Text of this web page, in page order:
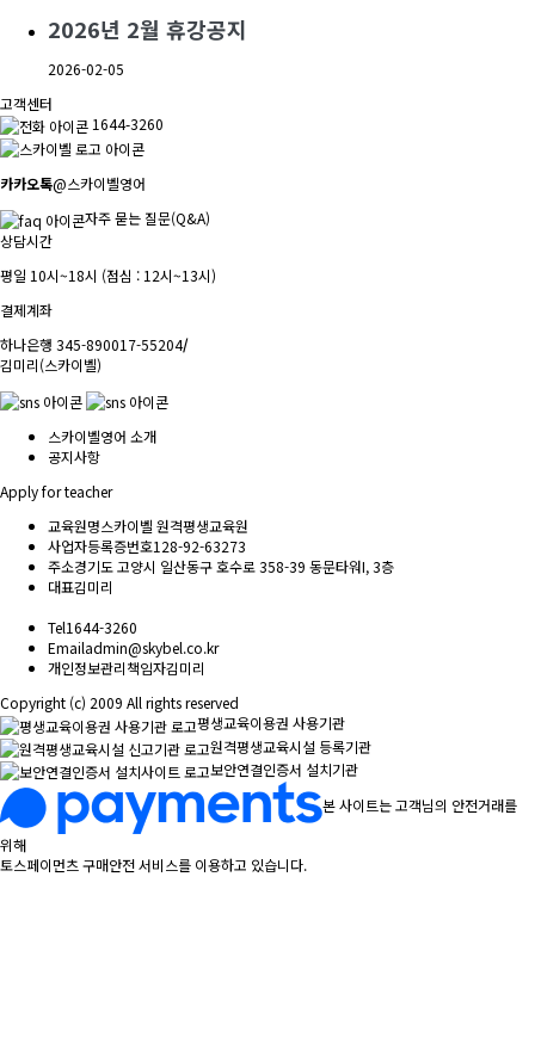
2026년 2월 휴강공지
2026-02-05
고객센터
1644-3260
카카오톡@스카이벨영어
자주 묻는 질문(Q&A)
상담시간
평일 10시~18시 (점심 : 12시~13시)
결제계좌
하나은행 345-890017-55204/
김미리(스카이벨)
스카이벨영어 소개
공지사항
Apply for teacher
교육원명스카이벨 원격평생교육원
사업자등록증번호128-92-63273
주소경기도 고양시 일산동구 호수로 358-39 동문타워I, 3층
대표김미리
Tel1644-3260
Emailadmin@skybel.co.kr
개인정보관리책임자김미리
Copyright (c) 2009 All rights reserved
평생교육이용권 사용기관
원격평생교육시설 등록기관
보안연결인증서 설치기관
본 사이트는 고객님의 안전거래를
위해
토스페이먼츠 구매안전 서비스를 이용하고 있습니다.